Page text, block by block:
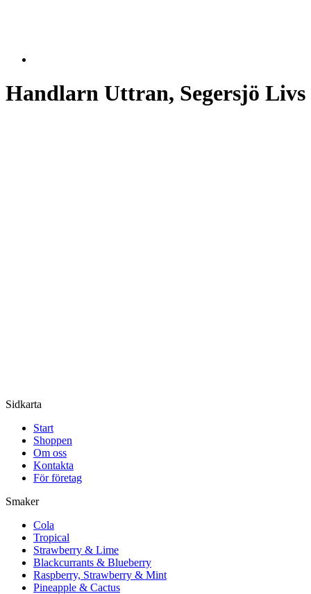
Handlarn Uttran, Segersjö Livs
Sidkarta
Start
Shoppen
Om oss
Kontakta
För företag
Smaker
Cola
Tropical
Strawberry & Lime
Blackcurrants & Blueberry
Raspberry, Strawberry & Mint
Pineapple & Cactus